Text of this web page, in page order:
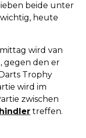
beide unter
wichtig, heute
wird van
gegen den er
Trophy
wird im
zwischen
treffen.